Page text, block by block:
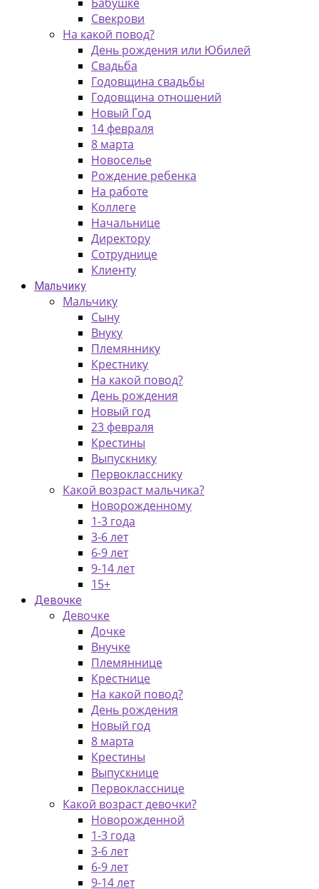
Свекрови
На какой повод?
День рождения или Юбилей
Свадьба
Годовщина свадьбы
Годовщина отношений
Новый Год
14 февраля
8 марта
Новоселье
Рождение ребенка
На работе
Коллеге
Начальнице
Директору
Сотруднице
Клиенту
Мальчику
Мальчику
Сыну
Внуку
Племяннику
Крестнику
На какой повод?
День рождения
Новый год
23 февраля
Крестины
Выпускнику
Первокласснику
Какой возраст мальчика?
Новорожденному
1-3 года
3-6 лет
6-9 лет
9-14 лет
15+
Девочке
Девочке
Дочке
Внучке
Племяннице
Крестнице
На какой повод?
День рождения
Новый год
8 марта
Крестины
Выпускнице
Первокласснице
Какой возраст девочки?
Новорожденной
1-3 года
3-6 лет
6-9 лет
9-14 лет